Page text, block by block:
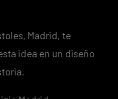
Madrid, te
idea en un diseño